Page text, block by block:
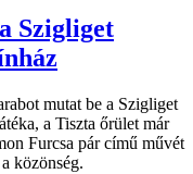
Szigliget
mutat be a Szigliget
a Tiszta őrület már
Furcsa pár című művét
közönség.